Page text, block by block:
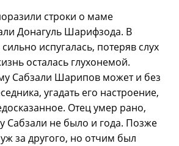
строки о маме
Донагуль Шарифзода. В
испугалась, потеряв слух
осталась глухонемой.
Сабзали Шарипов может и без
угадать его настроение,
Отец умер рано,
Сабзали не было и года. Позже
за другого, но отчим был